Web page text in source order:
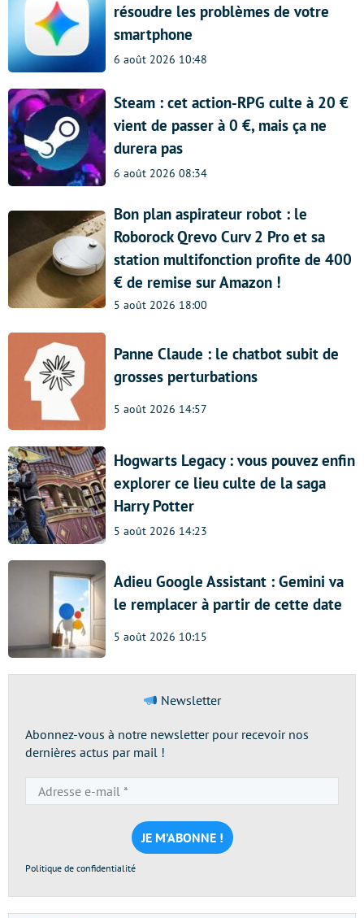
résoudre les problèmes de votre
smartphone
6 août 2026 10:48
Steam : cet action-RPG culte à 20 €
vient de passer à 0 €, mais ça ne
durera pas
6 août 2026 08:34
Bon plan aspirateur robot : le
Roborock Qrevo Curv 2 Pro et sa
station multifonction profite de 400
€ de remise sur Amazon !
5 août 2026 18:00
Panne Claude : le chatbot subit de
grosses perturbations
5 août 2026 14:57
Hogwarts Legacy : vous pouvez enfin
explorer ce lieu culte de la saga
Harry Potter
5 août 2026 14:23
Adieu Google Assistant : Gemini va
le remplacer à partir de cette date
5 août 2026 10:15
Newsletter
Abonnez-vous à notre newsletter pour recevoir nos
dernières actus par mail !
e-
mail
*
Politique de confidentialité